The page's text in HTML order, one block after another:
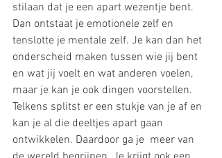
stilaan dat je een apart wezentje bent.
Dan ontstaat je emotionele zelf en
tenslotte je mentale zelf. Je kan dan het
onderscheid maken tussen wie jij bent
en wat jij voelt en wat anderen voelen,
maar je kan je ook dingen voorstellen.
Telkens splitst er een stukje van je af en
kan je al die deeltjes apart gaan
ontwikkelen. Daardoor ga je  meer van